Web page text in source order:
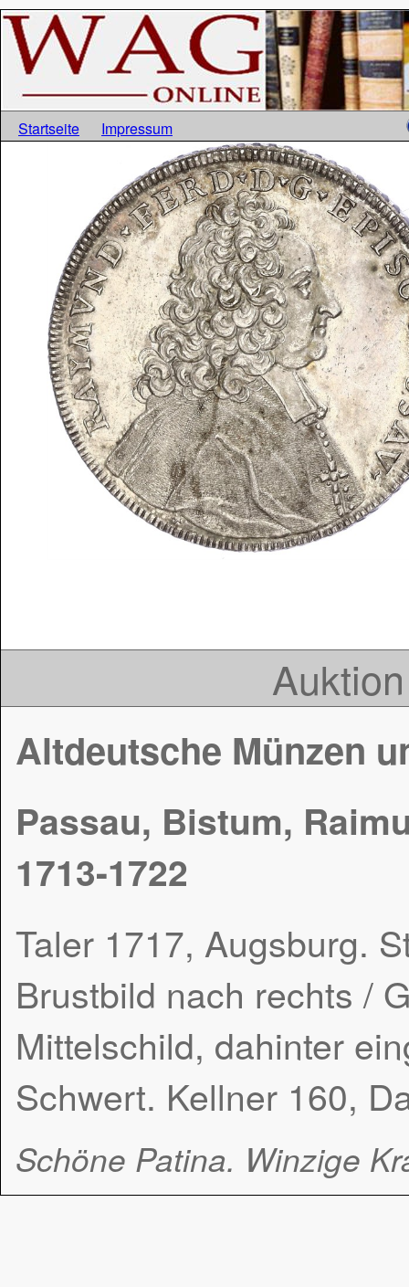
Startseite Impressum
Altdeutsche Münzen
Passau, Bistum,
1713-1722
Taler 1717, Augsburg.
Brustbild nach rechts /
Mittelschild, dahinter
Schwert. Kellner 160,
Schöne Patina. Winzige